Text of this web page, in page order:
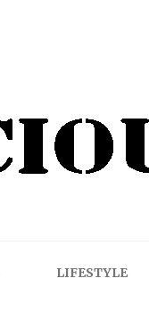
LIFESTYLE